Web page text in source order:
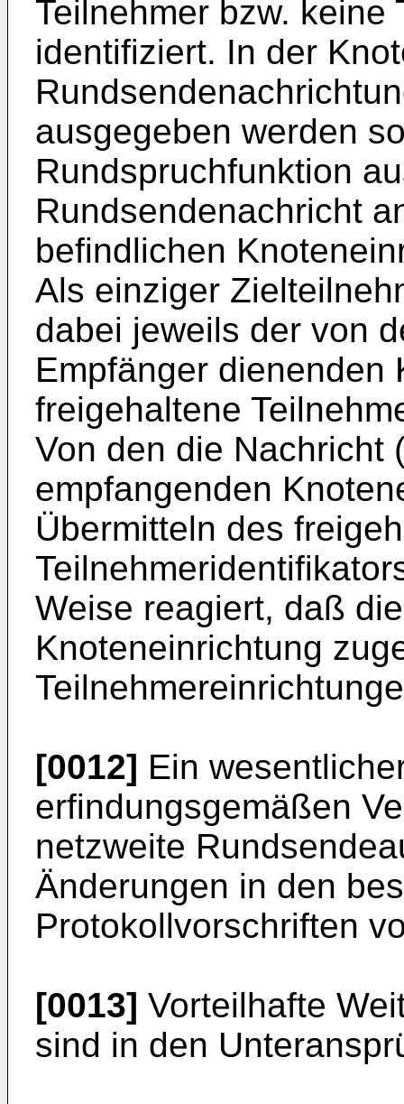
Teilnehmer bzw. keine
identifiziert. In der
ausgegeben werden
Rundspruchfunktion
Rundsendenachricht
befindlichen
Als einziger
dabei jeweils der von
Empfänger dienenden
freigehaltene
Von den die Nachricht
empfangenden
Übermitteln des
Weise reagiert, daß
Knoteneinrichtung
[0012] Ein
erfindungsgemäßen
netzweite
Änderungen in den
Protokollvorschriften
[0013] Vorteilhafte
sind in den